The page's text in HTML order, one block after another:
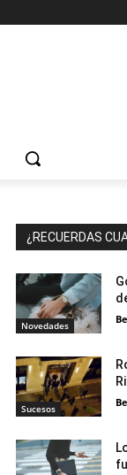
¿RECUERDAS
Novedades
Sucesos